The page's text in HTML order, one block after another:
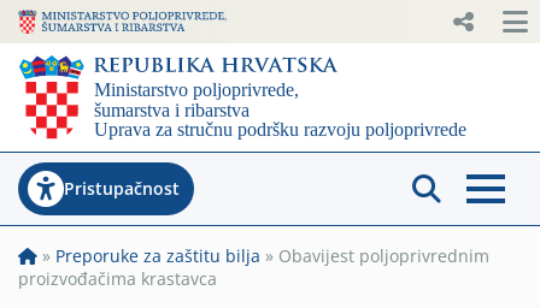
Pristupačnost
» Preporuke za zaštitu bilja » Obavijest poljoprivrednim
proizvođačima krastavca